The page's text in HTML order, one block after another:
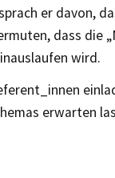
er davon,
dass die
wird.
erwarten